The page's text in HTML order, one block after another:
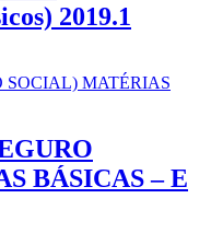
2019.1
BÁSICAS – E